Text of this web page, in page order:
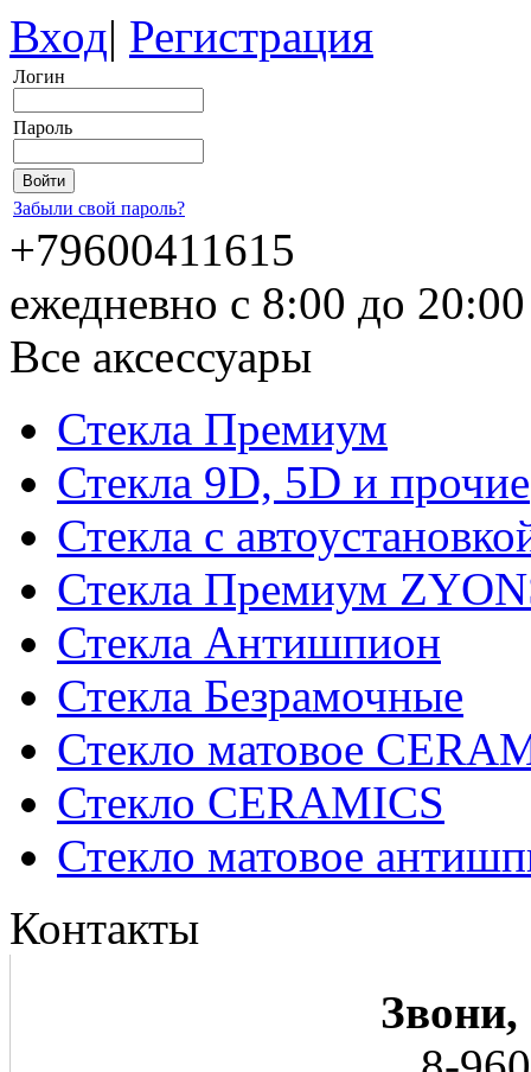
Вход| Регистрация
Логин
Пароль
Забыли свой пароль?
+79600411615
ежедневно с 8:00 до
Все аксессуары
Стекла Премиум
Стекла 9D, 5D и прочие
Стекла с
Стекла Премиум
Стекла Антишпион
Стекла Безрамочные
Стекло матовое
Стекло CERAMICS
Стекло матовое
Контакты